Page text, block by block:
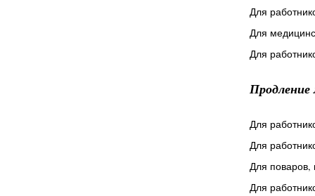
Для
Для
Для
Для
Для
Для поваров,
Для